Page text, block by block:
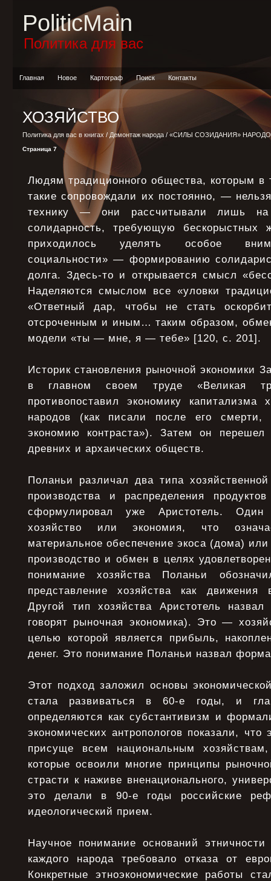
PoliticMain
Политика для вас
Главная Новое Картограф Поиск Контакты
ХОЗЯЙСТВО
Политика для вас в книгах / Демонтаж народа/«СИЛЫ СОЗИДАНИЯ»
Страница 7
Людям традиционного общества, которым
такие сопровождали их постоянно, —
технику — они рассчитывали лишь на
солидарность, требующую
приходилось уделять особое
социальности» — формированию
долга. Здесь-то и открывается смысл
Наделяются смыслом все «уловки
«Ответный дар, чтобы не стать
отсроченным и иным… таким образом,
модели «ты — мне, я — тебе» [120, с. 201].
Историк становления рыночной экономики
в главном своем труде «Великая
противопоставил экономику капитализма
народов (как писали после его смерти,
экономию контраста»). Затем он перешел
древних и архаических обществ.
Поланьи различал два типа
производства и распределения
сформулировал уже Аристотель.
хозяйство или экономия, что
материальное обеспечение экоса (дома)
производство и обмен в целях
понимание хозяйства Поланьи
представление хозяйства как движения
Другой тип хозяйства Аристотель назвал
говорят рыночная экономика). Это —
целью которой является прибыль,
денег. Это понимание Поланьи назвал
Этот подход заложил основы
стала развиваться в 60-е годы, и
определяются как субстантивизм и
экономических антропологов показали, что
присуще всем национальным
которые освоили многие принципы
страсти к наживе вненационального,
это делали в 90-е годы российские
идеологический прием.
Научное понимание оснований этничности
каждого народа требовало отказа от
Конкретные этноэкономические работы